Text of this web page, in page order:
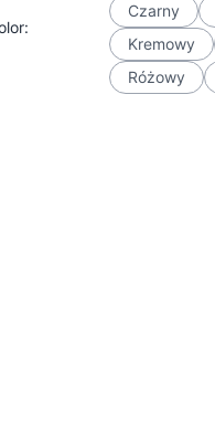
Czarny
Kremowy
Różowy